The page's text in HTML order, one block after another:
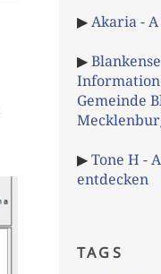
▶Akaria -
▶
Gemeinde
▶Tone H -
entdecken
TAGS